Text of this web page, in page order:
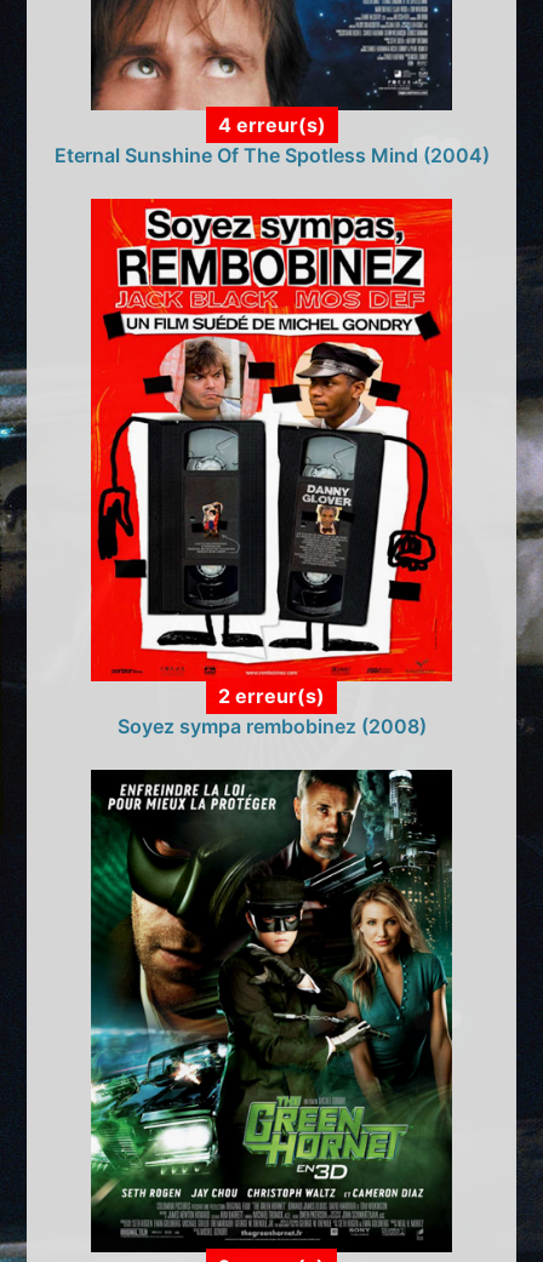
4 erreur(s)
Eternal Sunshine Of The Spotless Mind (2004)
2 erreur(s)
Soyez sympa rembobinez (2008)